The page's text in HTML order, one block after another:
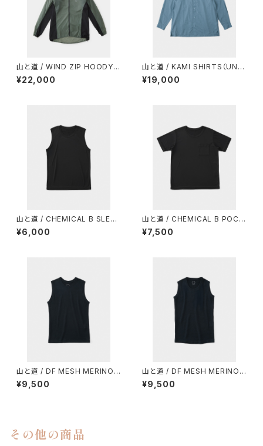
山と道 / WIND ZIP HOODY
（UNISEX）
¥22,000
山と道 / KAMI SHIRTS（UNIS
EX）
¥19,000
山と道 / CHEMICAL B SLEEV
ELESS（MEN）
¥6,000
山と道 / CHEMICAL B POCK
ET T-SHIRT（UNISEX）
¥7,500
山と道 / DF MESH MERINO
SLEEVELESS（MEN）
¥9,500
山と道 / DF MESH MERINO
SLEEVELESS（WOMEN）
¥9,500
その他の商品